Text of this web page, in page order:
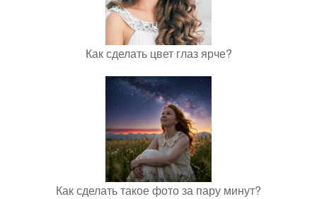
Как сделать цвет глаз ярче?
Как сделать такое фото за пару минут?